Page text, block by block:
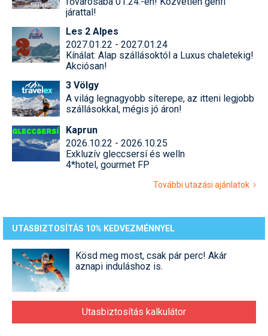
járattal!
Les 2 Alpes
2027.01.22 - 2027.01.24
Kínálat: Alap szállásoktól a Luxus chaletekig!
Akciósan!
3 Völgy
A világ legnagyobb síterepe, az itteni legjobb
szállásokkal, mégis jó áron!
Kaprun
2026.10.22 - 2026.10.25
Exkluzív gleccsersí és welln
4*hotel, gourmet FP
További utazási ajánlatok
UTASBIZTOSÍTÁS 10% KEDVEZMÉNNYEL
Kösd meg most, csak pár perc! Akár
aznapi induláshoz is.
Utasbiztosítás kalkulátor